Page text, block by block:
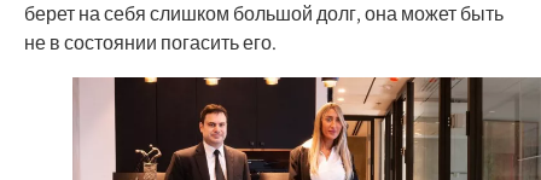
берет на себя слишком большой долг, она может быть
не в состоянии погасить его.